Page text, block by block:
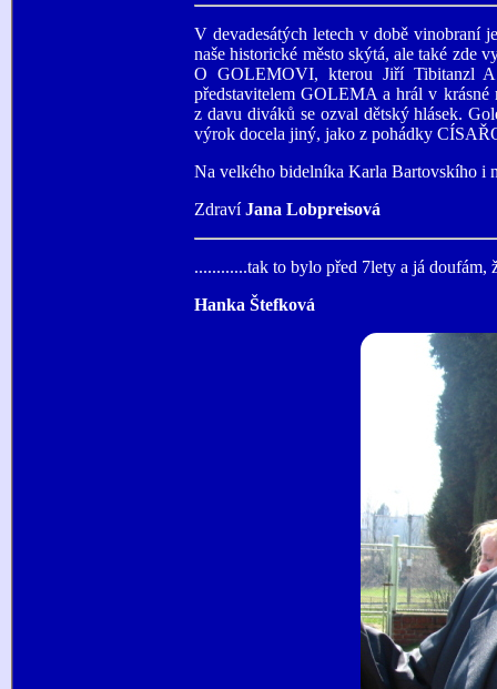
V devadesátých letech v době vinobraní
naše historické město skýtá, ale také zde
O GOLEMOVI, kterou Jiří Tibitanzl
představitelem GOLEMA a hrál v krásné
z davu diváků se ozval dětský hlásek.
výrok docela jiný, jako z pohádky
Na velkého bidelníka Karla Bartovskího i
ZdravíJana Lobpreisová
............tak to bylo před 7lety a já doufám,
Hanka Štefková